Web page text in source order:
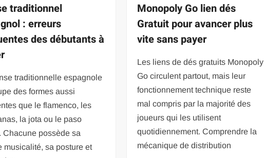
traditionnel
: erreurs
des débutants à
traditionnelle espagnole
des formes aussi
que le flamenco, les
la jota ou le paso
Chacune possède sa
musicalité, sa posture et
Monopoly Go lien dés
Gratuit pour avancer plus
vite sans payer
Les liens de dés gratuits Monopoly
Go circulent partout, mais leur
fonctionnement technique reste
mal compris par la majorité des
joueurs qui les utilisent
quotidiennement. Comprendre la
mécanique de distribution